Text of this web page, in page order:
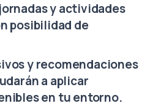
y actividades
posibilidad de
y recomendaciones
a aplicar
en tu entorno.